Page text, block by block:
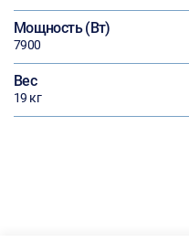
Мощность (Вт)
7900
Вес
19 кг